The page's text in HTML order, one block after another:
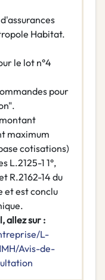
Habitat.
le lot n°4
pour
maximum
cotisations)
L.2125-1 1°,
R.2162-14 du
et est conclu
allez sur :
L-
Avis-de-